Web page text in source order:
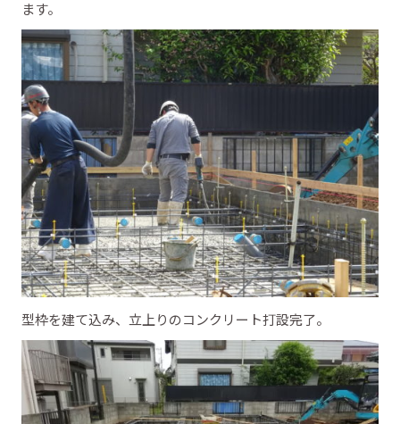
ます。
型枠を建て込み、立上りのコンクリート打設完了。